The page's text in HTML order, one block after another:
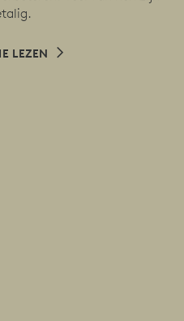
LEZEN